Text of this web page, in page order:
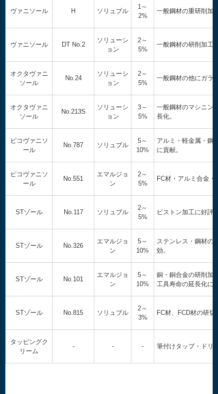
ヴァニソール H ソリュブル
1～
2%
一般鋼材の重研削加
ヴァニソール DT No.2
ソリューシ
ョン
2～
5%
一般鋼材の研削加工
オクタヴァニ
ソール
No.24
ソリューシ
ョン
2～
5%
一般鋼材の他にガラ
オクタヴァニ
ソール
No.213S
ソリューシ
ョン
3～
5%
一般鋼材のマシニン
長化。
ピコヴァニソ
ール
No.787 ソリュブル
5～
10%
アルミ・軽金属・鋼
に貢献。
ピコヴァニソ
ール
No.551
エマルジョ
ン
2～
5%
FC材・アルミ合金
STゾール No.117 ソリュブル
2～
5%
ピストン加工に好評
STゾール No.326
エマルジョ
ン
5～
10%
ステンレス・鋼材の
効。
STゾール No.101
エマルジョ
ン
5～
10%
銅・銅合金の研削加
工具寿命の延長化に
STゾール No.815 ソリュブル
2～
3%
FC材、FCD材の研
タッピングク
リーム
- - - 筆付けタップ・ドリ